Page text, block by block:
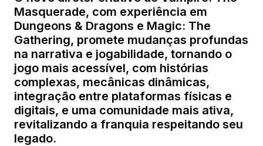
Masquerade, com experiência em
Dungeons & Dragons e Magic: The
Gathering, promete mudanças profundas
na narrativa e jogabilidade, tornando o
jogo mais acessível, com histórias
complexas, mecânicas dinâmicas,
integração entre plataformas físicas e
digitais, e uma comunidade mais ativa,
revitalizando a franquia respeitando seu
legado.